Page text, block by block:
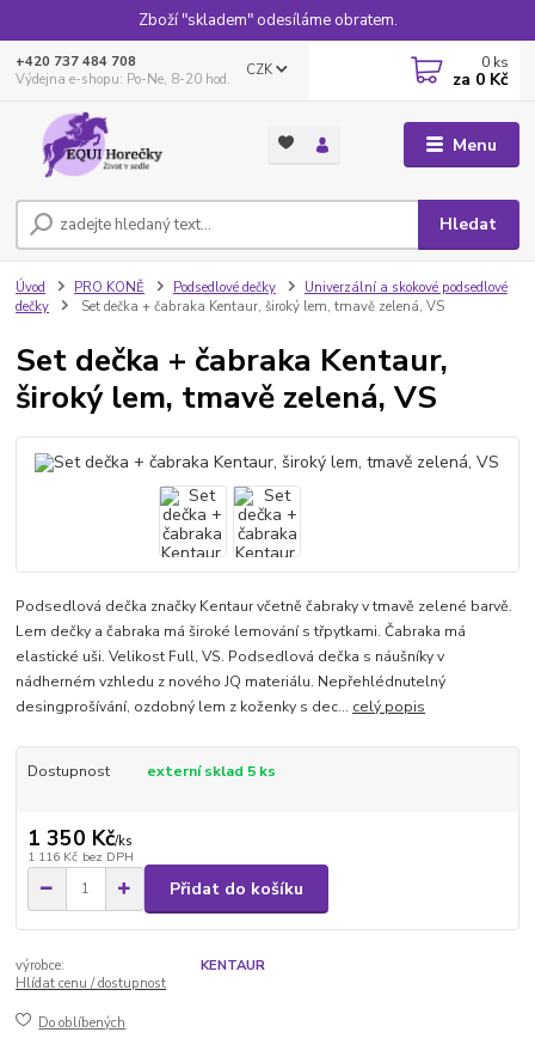
Zboží "skladem" odesíláme obratem.
Menu
CZK
Hledat
+420 737 484 708
Výdejna e-shopu: Po-Ne, 8-20 hod.
0 ks
za 0 Kč
Úvod PRO KONĚ Podsedlové dečky
Univerzální a skokové podsedlové
dečky
Set dečka + čabraka Kentaur, široký lem, tmavě zelená, VS
Set dečka + čabraka Kentaur,
široký lem, tmavě zelená, VS
Podsedlová dečka značky Kentaur včetně čabraky v tmavě zelené barvě.
Lem dečky a čabraka má široké lemování s třpytkami. Čabraka má
elastické uši. Velikost Full, VS. Podsedlová dečka s náušníky v
nádherném vzhledu z nového JQ materiálu. Nepřehlédnutelný
desingprošívání, ozdobný lem z koženky s dec... celý popis
Dostupnost externí sklad 5 ks
1 350 Kč/ks
1 116 Kč bez DPH
Přidat do košíku
výrobce:
KENTAUR
Hlídat cenu / dostupnost
Do oblíbených